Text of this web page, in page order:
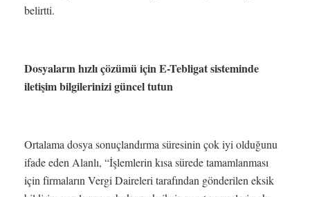
belirtti.
Dosyaların hızlı çözümü için E-Tebligat sisteminde
iletişim bilgilerinizi güncel tutun
Ortalama dosya sonuçlandırma süresinin çok iyi olduğunu
ifade eden Alanlı, “İşlemlerin kısa sürede tamamlanması
için firmaların Vergi Daireleri tarafından gönderilen eksik